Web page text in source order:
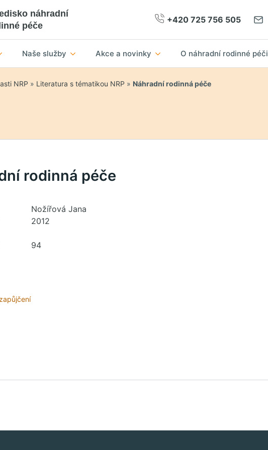
náhradní
péče
+420 725 756 505
Naše služby Akce a novinky O náhradní rodinné péči
NRP » Literatura s tématikou NRP » Náhradní rodinná péče
rodinná péče
Nožířová Jana
2012
94